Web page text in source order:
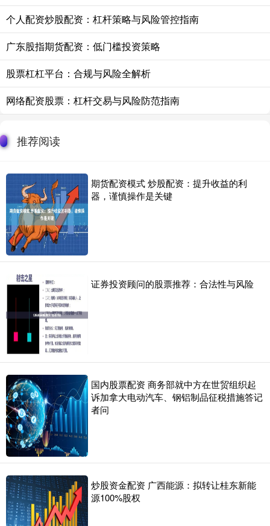
个人配资炒股配资：杠杆策略与风险管控指南
广东股指期货配资：低门槛投资策略
股票杠杠平台：合规与风险全解析
网络配资股票：杠杆交易与风险防范指南
推荐阅读
期货配资模式 炒股配资：提升收益的利
器，谨慎操作是关键
证券投资顾问的股票推荐：合法性与风险
国内股票配资 商务部就中方在世贸组织起
诉加拿大电动汽车、钢铝制品征税措施答记
者问
炒股资金配资 广西能源：拟转让桂东新能
源100%股权